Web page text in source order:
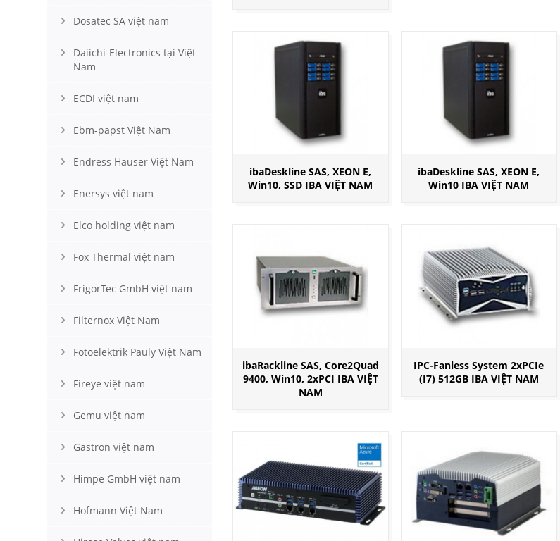
Dosatec SA việt nam
Daiichi-Electronics tại Việt
Nam
ECDI việt nam
Ebm-papst Việt Nam
Endress Hauser Việt Nam
Enersys việt nam
Elco holding việt nam
Fox Thermal việt nam
FrigorTec GmbH việt nam
Filternox Việt Nam
Fotoelektrik Pauly Việt Nam
Fireye việt nam
Gemu việt nam
Gastron việt nam
Himpe GmbH việt nam
Hofmann Việt Nam
ibaDeskline SAS, XEON E,
Win10, SSD IBA VIỆT NAM
ibaDeskline SAS, XEON E,
Win10 IBA VIỆT NAM
ibaRackline SAS, Core2Quad
9400, Win10, 2xPCI IBA VIỆT
NAM
IPC-Fanless System 2xPCIe
(I7) 512GB IBA VIỆT NAM